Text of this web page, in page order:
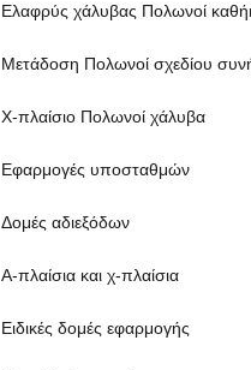
Ελαφρύς χάλυβας Πολωνοί
Μετάδοση Πολωνοί σχεδίου
Χ-πλαίσιο Πολωνοί χάλυβα
Εφαρμογές υποσταθμών
Δομές αδιεξόδων
Α-πλαίσια και χ-πλαίσια
Ειδικές δομές εφαρμογής